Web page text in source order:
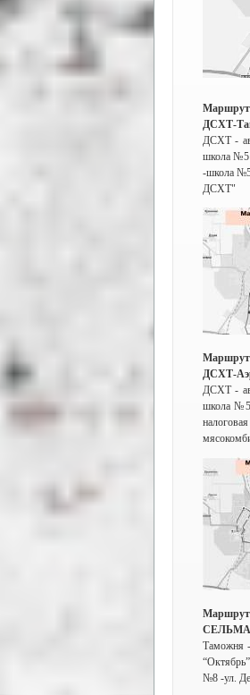
ДСХТ-
ДСХТ -
школа №5
-школа
ДСХТ"
ДСХТ-
ДСХТ -
школа №5
Таможня
№8 -ул.